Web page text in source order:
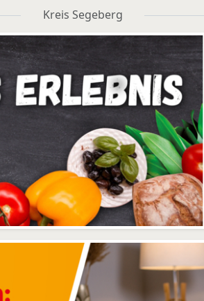
Kreis Segeberg